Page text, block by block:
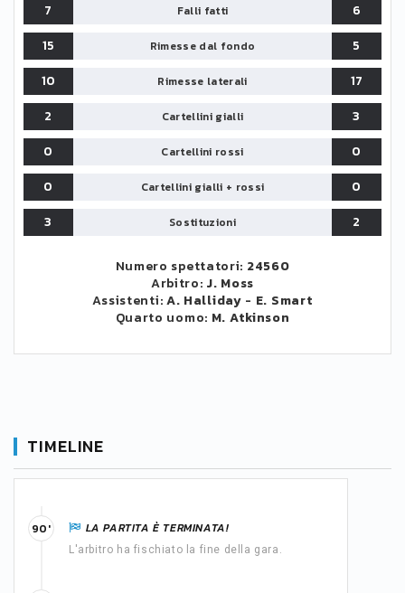
7
Falli fatti
6
15
Rimesse dal fondo
5
10
Rimesse laterali
17
2
Cartellini gialli
3
0
Cartellini rossi
0
0
Cartellini gialli + rossi
0
3
Sostituzioni 2
Numero spettatori: 24560
Arbitro: J. Moss
Assistenti:A. Halliday - E. Smart
Quarto uomo: M. Atkinson
TIMELINE
LA PARTITA È TERMINATA!
L'arbitro ha fischiato la fine della gara.
90'